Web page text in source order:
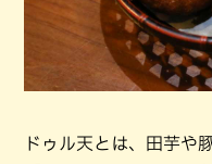
ドゥル天とは、田芋や